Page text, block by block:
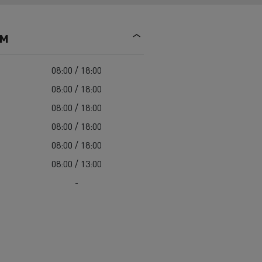
Oprema za lokalne uprave
Hitne i vatrogasne službe
08:00 / 18:00
08:00 / 18:00
08:00 / 18:00
08:00 / 18:00
08:00 / 18:00
08:00 / 13:00
-